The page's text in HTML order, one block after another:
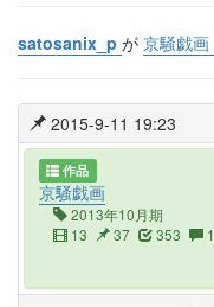
satosanix_p が 京騒戯画
2015-9-11 19:23
作品
京騒戯画
2013年10月期
13
37 353 1